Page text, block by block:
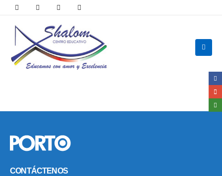
CONTÁCTENOS